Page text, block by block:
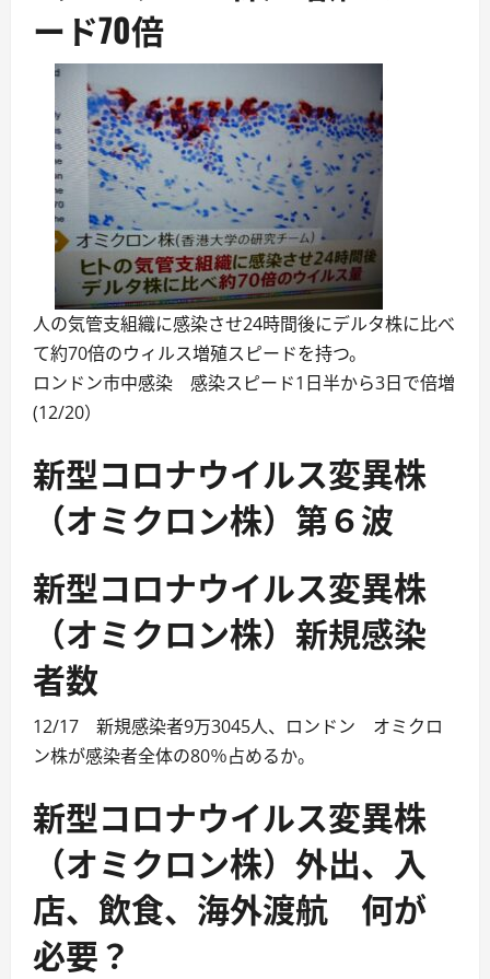
ード70倍
人の気管支組織に感染させ24時間後にデルタ株に比べ
て約70倍のウィルス増殖スピードを持つ。
ロンドン市中感染 感染スピード1日半から3日で倍増
(12/20）
新型コロナウイルス変異株
（オミクロン株）第６波
新型コロナウイルス変異株
（オミクロン株）新規感染
者数
12/17 新規感染者9万3045人、ロンドン オミクロ
ン株が感染者全体の80％占めるか。
新型コロナウイルス変異株
（オミクロン株）外出、入
店、飲食、海外渡航 何が
必要？